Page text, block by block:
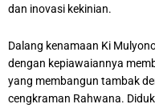
dan inovasi kekinian.
Dalang kenamaan Ki
dengan kepiawaiannya
yang membangun tambak
cengkraman Rahwana.